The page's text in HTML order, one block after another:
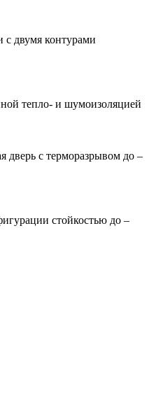
с двумя контурами
тепло- и шумоизоляцией
дверь с терморазрывом до –
стойкостью до –